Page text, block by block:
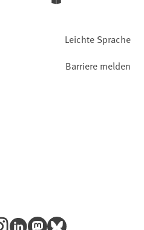
Leichte Sprache
Barriere melden